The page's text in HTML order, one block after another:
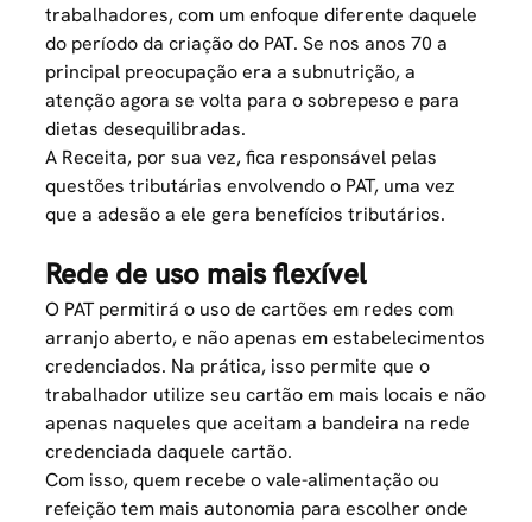
trabalhadores, com um enfoque diferente daquele
do período da criação do PAT. Se nos anos 70 a
principal preocupação era a subnutrição, a
atenção agora se volta para o sobrepeso e para
dietas desequilibradas.
A Receita, por sua vez, fica responsável pelas
questões tributárias envolvendo o PAT, uma vez
que a adesão a ele gera benefícios tributários.
Rede de uso mais flexível
O PAT permitirá o uso de cartões em redes com
arranjo aberto, e não apenas em estabelecimentos
credenciados. Na prática, isso permite que o
trabalhador utilize seu cartão em mais locais e não
apenas naqueles que aceitam a bandeira na rede
credenciada daquele cartão.
Com isso, quem recebe o vale-alimentação ou
refeição tem mais autonomia para escolher onde